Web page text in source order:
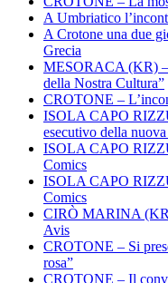
A Umbriatico
A Crotone una due
Grecia
MESORACA (KR)
della Nostra Cultura”
CROTONE –
ISOLA CAPO
esecutivo della
ISOLA CAPO
Comics
ISOLA CAPO
Comics
CIRÒ MARINA
Avis
CROTONE – Si
rosa”
CROTONE – Il